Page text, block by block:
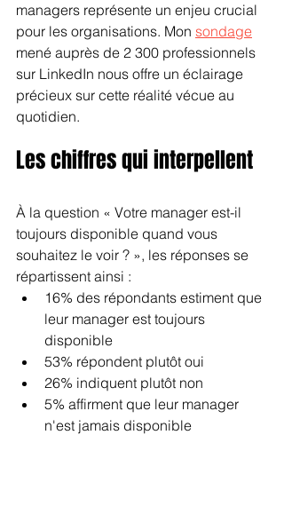
managers représente un enjeu crucial
pour les organisations. Mon sondage
mené auprès de 2 300 professionnels
sur LinkedIn nous offre un éclairage
précieux sur cette réalité vécue au
quotidien.
Les chiffres qui interpellent
À la question « Votre manager est-il
toujours disponible quand vous
souhaitez le voir ? », les réponses se
répartissent ainsi :
16% des répondants estiment que
leur manager est toujours
disponible
53% répondent plutôt oui
26% indiquent plutôt non
5% affirment que leur manager
n'est jamais disponible